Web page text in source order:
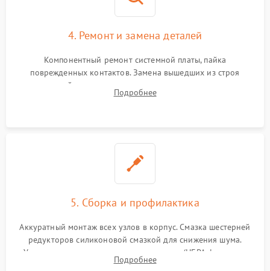
4. Ремонт и замена деталей
Компонентный ремонт системной платы, пайка
поврежденных контактов. Замена вышедших из строя
двигателей, изношенного аккумулятора, неисправного
лидара или помпы подачи воды. Восстановление шлейфов и
Подробнее
5. Сборка и профилактика
Аккуратный монтаж всех узлов в корпус. Смазка шестерней
редукторов силиконовой смазкой для снижения шума.
Установка новых расходных материалов (HEPA-фильтров,
микрофибры, щеток). Надежная фиксация разъемов и
Подробнее